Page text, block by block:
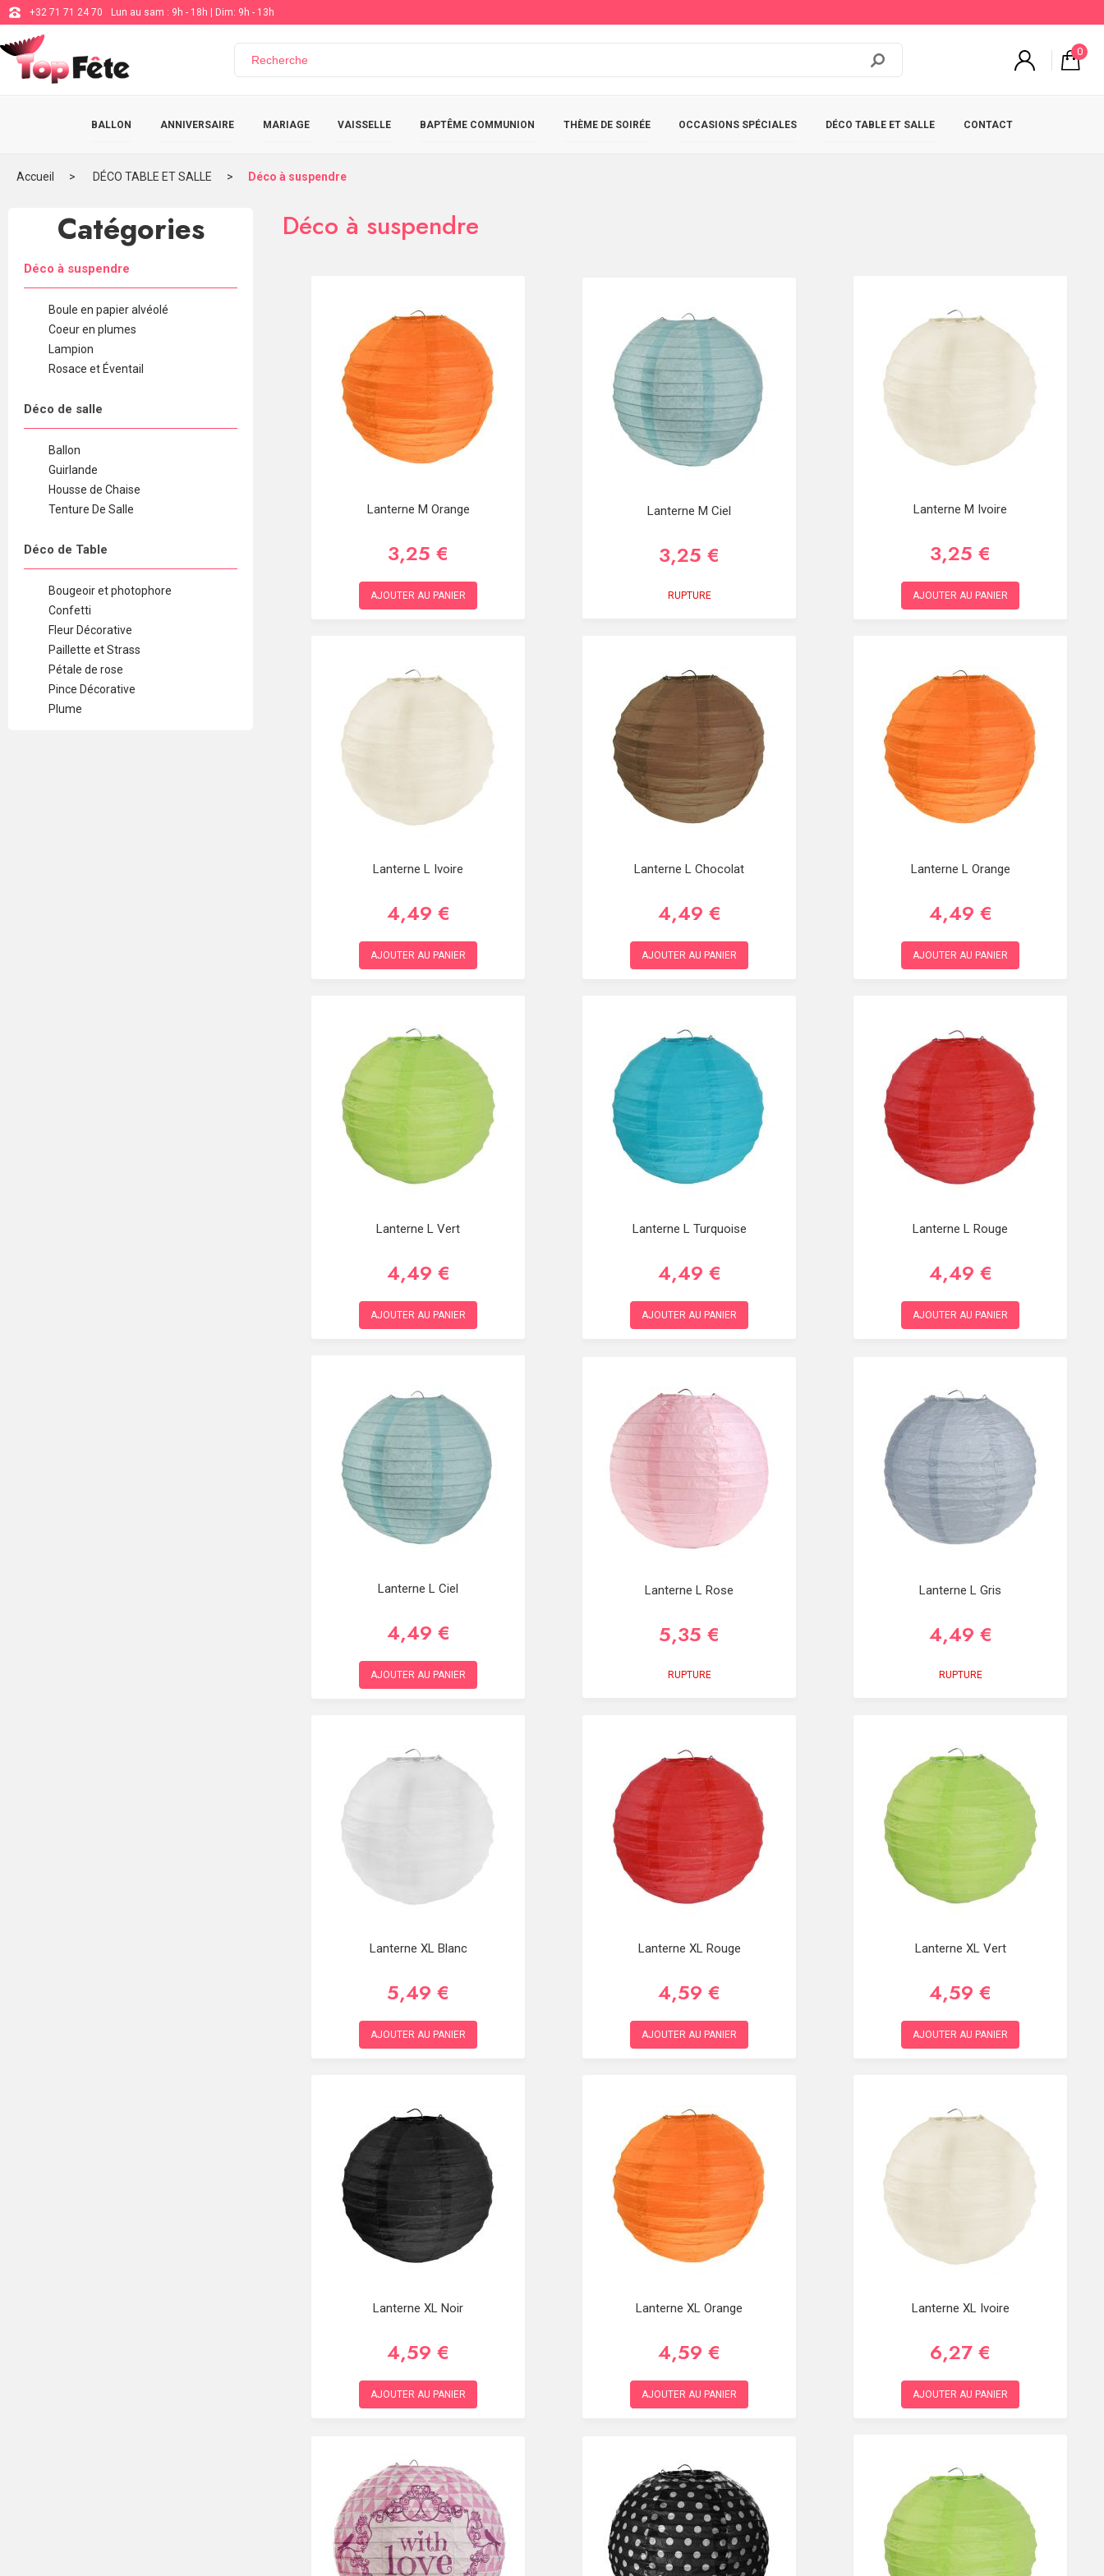
+32 71 71 24 70 Lun au sam : 9h - 18h | Dim: 9h - 13h
0
BALLON ANNIVERSAIRE MARIAGE VAISSELLE BAPTÊME COMMUNION THÈME DE SOIRÉE OCCASIONS SPÉCIALES DÉCO TABLE ET SALLE CONTACT
Accueil DÉCO TABLE ET SALLE Déco à suspendre
Déco à suspendre
Lanterne M Orange
3,25 €
AJOUTER AU PANIER
Lanterne M Ciel
3,25 €
RUPTURE
Lanterne M Ivoire
3,25 €
AJOUTER AU PANIER
Lanterne L Ivoire
4,49 €
AJOUTER AU PANIER
Lanterne L Chocolat
4,49 €
AJOUTER AU PANIER
Lanterne L Orange
4,49 €
AJOUTER AU PANIER
Lanterne L Vert
4,49 €
AJOUTER AU PANIER
Lanterne L Turquoise
4,49 €
AJOUTER AU PANIER
Lanterne L Rouge
4,49 €
AJOUTER AU PANIER
Lanterne L Ciel
4,49 €
AJOUTER AU PANIER
Lanterne L Rose
5,35 €
RUPTURE
Lanterne L Gris
4,49 €
RUPTURE
Lanterne XL Blanc
5,49 €
AJOUTER AU PANIER
Lanterne XL Rouge
4,59 €
AJOUTER AU PANIER
Lanterne XL Vert
4,59 €
AJOUTER AU PANIER
Lanterne XL Noir
4,59 €
AJOUTER AU PANIER
Lanterne XL Orange
4,59 €
AJOUTER AU PANIER
Lanterne XL Ivoire
6,27 €
AJOUTER AU PANIER
Catégories
Déco à suspendre
Boule en papier alvéolé
Coeur en plumes
Lampion
Rosace et Éventail
Déco de salle
Ballon
Guirlande
Housse de Chaise
Tenture De Salle
Déco de Table
Bougeoir et photophore
Confetti
Fleur Décorative
Paillette et Strass
Pétale de rose
Pince Décorative
Plume